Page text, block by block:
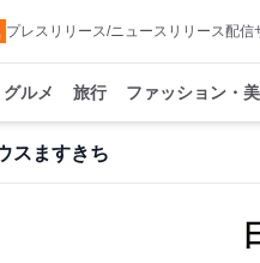
プレスリリース/ニュースリリース配信
グルメ 旅行 ファッション・
スますきち